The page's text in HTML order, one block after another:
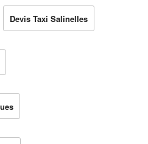
Devis Taxi Salinelles